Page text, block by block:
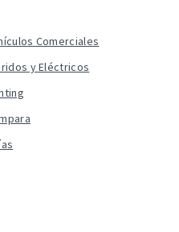
Comerciales
y Eléctricos